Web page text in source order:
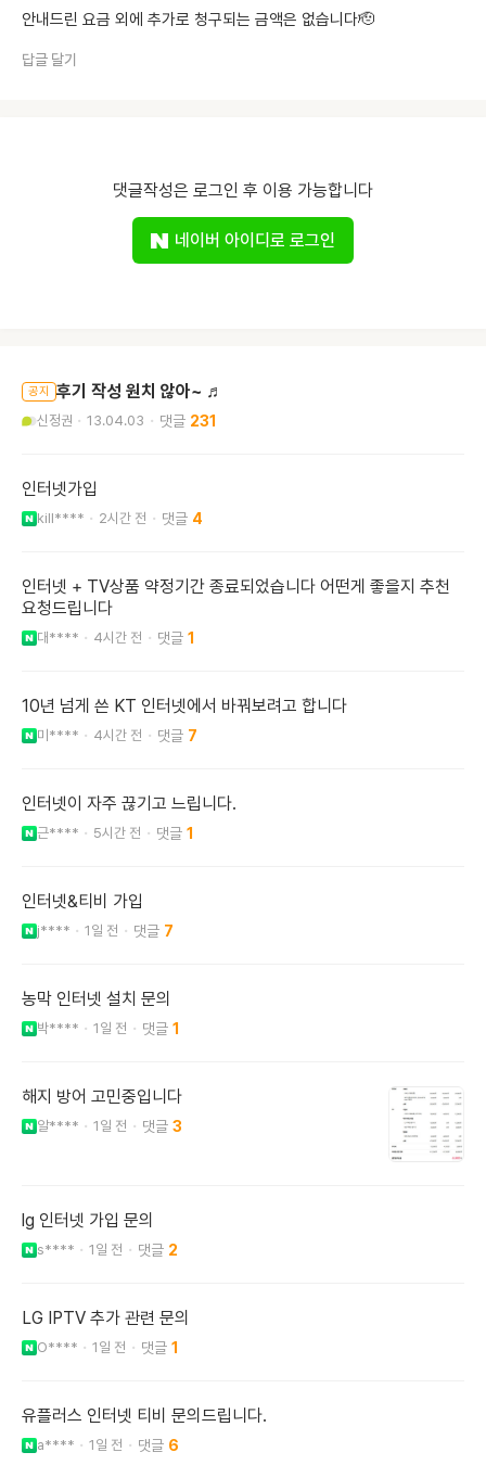
안내드린 요금 외에 추가로 청구되는 금액은 없습니다🫡
답글 달기
댓글작성은 로그인 후 이용 가능합니다
네이버 아이디로 로그인
공지 후기 작성 원치 않아~ ♬
신정권 13.04.03 231
인터넷가입
kill**** 2시간 전 4
인터넷 + TV상품 약정기간 종료되었습니다 어떤게 좋을지 추천
요청드립니다
대**** 4시간 전 1
10년 넘게 쓴 KT 인터넷에서 바꿔보려고 합니다
미**** 4시간 전 7
인터넷이 자주 끊기고 느립니다.
근**** 5시간 전 1
인터넷&티비 가입
j**** 1일 전 7
농막 인터넷 설치 문의
박**** 1일 전 1
해지 방어 고민중입니다
알**** 1일 전 3
lg 인터넷 가입 문의
s**** 1일 전 2
LG IPTV 추가 관련 문의
O**** 1일 전 1
유플러스 인터넷 티비 문의드립니다.
a**** 1일 전 6